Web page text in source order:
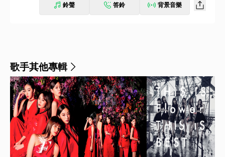
鈴聲 答鈴 背景音樂
歌手其他專輯